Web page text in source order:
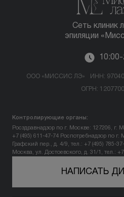
Сеть клиник
эпиляции
ООО «МИССИС ЛЭ» ИНН:
ОГРН:
Контролирующие органы:
Росздравнадзор по г. Москве: 127206, г.
+7 (495) 611-47-74 Роспотребнадзор по г.
Графский пер., д. 4/9, тел.: +7 (495) 785-37-
Москва, ул. Достоевского, д. 31/1, тел.: +7
НАПИСАТЬ